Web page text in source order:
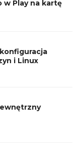
w Play na kartę
i Linux